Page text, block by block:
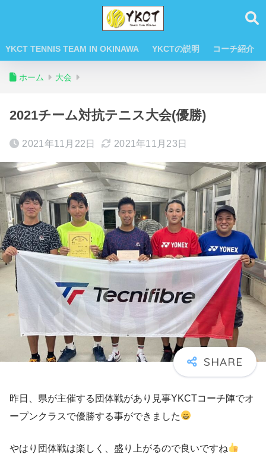
YKCT TENNIS TEAM IN OKINAWA YKCTの説明 コーチ紹介
ホーム 大会
2021チーム対抗テニス大会(優勝)
2021年11月22日 2021年11月23日
昨日、県が主催する団体戦があり見事YKCTコーチ陣でオ
ープンクラスで優勝する事ができました
やはり団体戦は楽しく、盛り上がるので良いですね